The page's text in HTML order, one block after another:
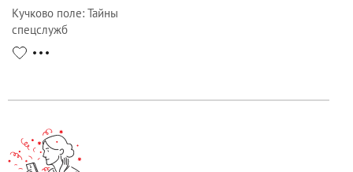
Кучково поле: Тайны
спецслужб